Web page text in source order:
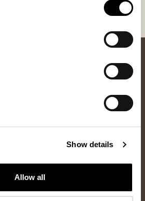
Show details
Allow all
nyeste nyhetene og eksklusive tilbud.